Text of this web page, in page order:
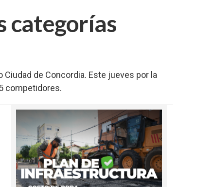
categorías
de Concordia. Este jueves por la
competidores.